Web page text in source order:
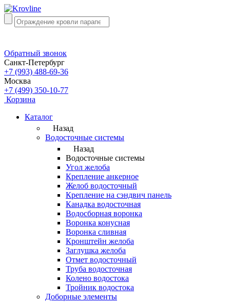
Обратный звонок
Санкт-Петербург
+7 (993) 488-69-36
Москва
+7 (499) 350-10-77
Корзина
Каталог
Назад
Водосточные системы
Назад
Водосточные системы
Угол желоба
Крепление анкерное
Желоб водосточный
Крепление на сэндвич панель
Канадка водосточная
Водосборная воронка
Воронка конусная
Воронка сливная
Кронштейн желоба
Заглушка желоба
Отмет водосточный
Труба водосточная
Колено водостока
Тройник водостока
Доборные элементы